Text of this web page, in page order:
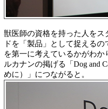
獣医師の資格を持った人を
ドを「製品」として捉える
を第一に考えているかがわ
ルカナンの掲げる「Dog and
めに）」につながると。